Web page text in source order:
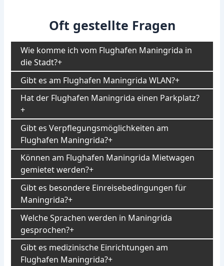
Oft gestellte Fragen
Wie komme ich vom Flughafen Maningrida in
die Stadt?
Gibt es am Flughafen Maningrida WLAN?
Hat der Flughafen Maningrida einen Parkplatz?
Gibt es Verpflegungsmöglichkeiten am
Flughafen Maningrida?
Können am Flughafen Maningrida Mietwagen
gemietet werden?
Gibt es besondere Einreisebedingungen für
Maningrida?
Welche Sprachen werden in Maningrida
gesprochen?
Gibt es medizinische Einrichtungen am
Flughafen Maningrida?